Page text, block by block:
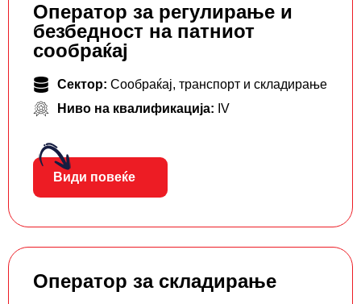
Оператор за регулирање и
безбедност на патниот
сообраќај
Сектор: Сообраќај, транспорт и складирање
Ниво на квалификација: IV
Види повеќе
Оператор за складирање